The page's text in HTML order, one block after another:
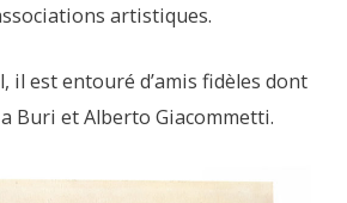
artistiques.
il est entouré d’amis fidèles dont
Buri et Alberto Giacommetti.